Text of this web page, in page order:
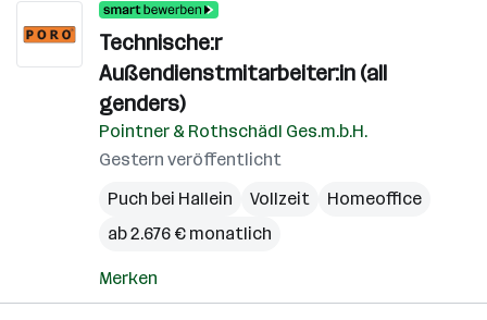
Technische:r
Außendienstmitarbeiter:in (all
genders)
Pointner & Rothschädl Ges.m.b.H.
Gestern veröffentlicht
Puch bei Hallein
Vollzeit
Homeoffice
ab 2.676 € monatlich
Merken